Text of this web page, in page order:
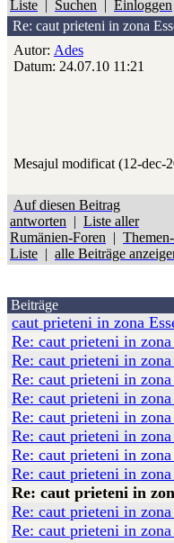
Liste | Suchen | Einloggen
Re: caut prieteni in zona
Autor: Ades
Datum: 24.07.10 11:21
Mesajul modificat (12-dec-
Auf diesen Beitrag
antworten | Liste aller
Rumänien-Foren | Themen-
Liste | alle Beiträge
Beiträge
caut prieteni in zona
Re: caut prieteni in zona
Re: caut prieteni in zona
Re: caut prieteni in zona
Re: caut prieteni in zona
Re: caut prieteni in zona
Re: caut prieteni in zona
Re: caut prieteni in zona
Re: caut prieteni in zona
Re: caut prieteni in
Re: caut prieteni in zona
Re: caut prieteni in zona